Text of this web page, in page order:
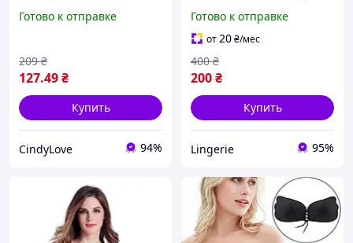
наклейки на грудь
бюст кролик Черный S/M
Готово к отправке
127.49₴
209 ₴
Купить
CindyLove 94%
Силиконовый невидимый
бюстгальтер
Готово к отправке
от20₴/мес
200₴
400 ₴
Купить
Lingerie 95%